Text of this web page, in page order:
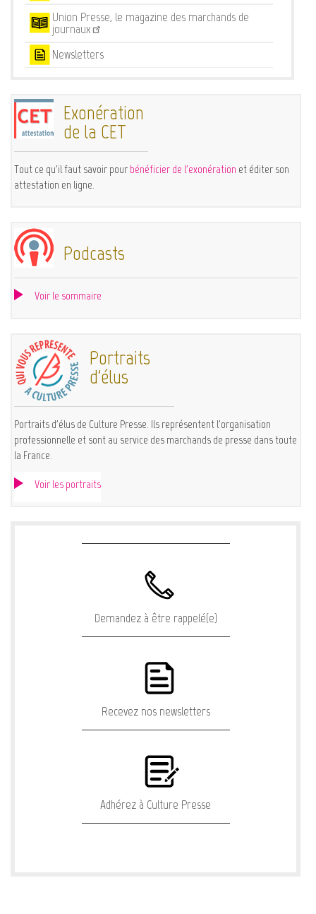
Union Presse, le magazine des marchands de
journaux
Newsletters
Exonération
de la CET
Tout ce qu'il faut savoir pour bénéficier de l'exonération et éditer son
attestation en ligne.
Podcasts
Voir le sommaire
Portraits
d'élus
Portraits d'élus de Culture Presse. Ils représentent l'organisation
professionnelle et sont au service des marchands de presse dans toute
la France.
Voir les portraits
Demandez à être rappelé(e)
Recevez nos newsletters
Adhérez à Culture Presse